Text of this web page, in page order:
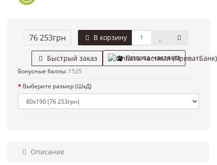
76 253грн В корзину
Быстрый заказ Оплата частями
Бонусные баллы: 1525
Выберите размер (ШхД)
Описание